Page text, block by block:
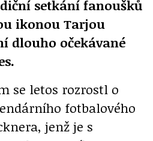
setkání fanoušků
ikonou Tarjou
dlouho očekávané
se letos rozrostl o
fotbalového
jenž je s